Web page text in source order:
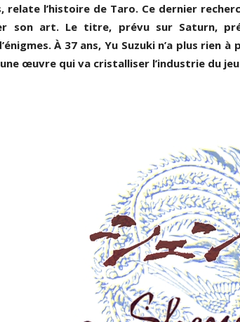
relate l’histoire de Taro. Ce dernier
son art. Le titre, prévu sur Saturn,
À 37 ans, Yu Suzuki n’a plus
une œuvre qui va cristalliser l’industrie du